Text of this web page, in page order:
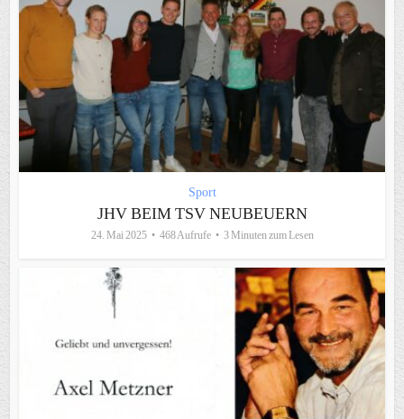
Sport
JHV BEIM TSV NEUBEUERN
24. Mai 2025 468 Aufrufe 3 Minuten zum Lesen